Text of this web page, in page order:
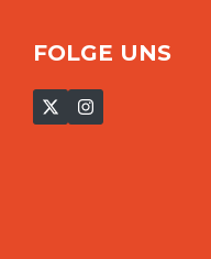
FOLGE UNS